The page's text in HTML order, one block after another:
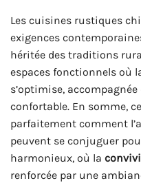
Les cuisines rustiques
exigences
héritée des traditions
espaces fonctionnels où
s’optimise,
confortable. En somme,
parfaitement comment
peuvent se conjuguer
harmonieux, où la
renforcée par une